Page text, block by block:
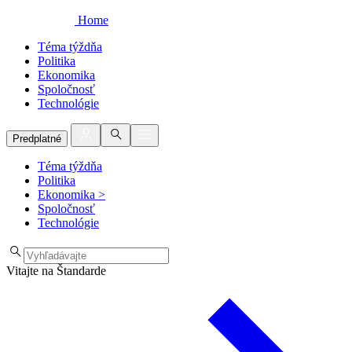
Home
Téma týždňa
Politika
Ekonomika
Spoločnosť
Technológie
Predplatné
Téma týždňa
Politika
Ekonomika >
Spoločnosť
Technológie
Vitajte na Štandarde